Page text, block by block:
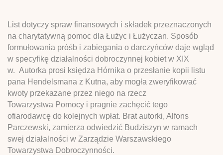
List dotyczy spraw finansowych i składek przeznaczonych
na charytatywną pomoc dla Łużyc i Łużyczan. Sposób
formułowania próśb i zabiegania o darczyńców daje wgląd
w specyfikę działalności dobroczynnej kobiet w XIX
w. Autorka prosi księdza Hórnika o przesłanie kopii listu
pana Hendelsmana z Kutna, aby mogła zweryfikować
kwoty przekazane przez niego na rzecz
Towarzystwa Pomocy i pragnie zachęcić tego
ofiarodawcę do kolejnych wpłat. Brat autorki, Alfons
Parczewski, zamierza odwiedzić Budziszyn w ramach
swej działalności w Zarządzie Warszawskiego
Towarzystwa Dobroczynności.